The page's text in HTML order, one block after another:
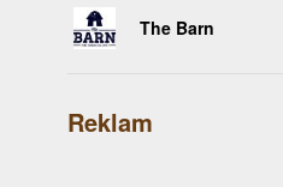
The Barn
Reklam